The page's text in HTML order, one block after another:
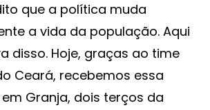
que a política muda
a vida da população. Aqui
disso. Hoje, graças ao time
Ceará, recebemos essa
Granja, dois terços da